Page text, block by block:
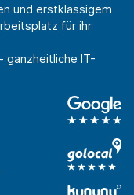
und erstklassigem
für ihr
ganzheitliche IT-